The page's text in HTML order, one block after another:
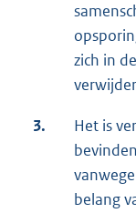
zich in
3.
Het is
belang